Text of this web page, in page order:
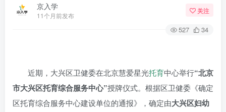
京入学
11个月前发布
关注
527 34
近期，大兴区卫健委在北京慧爱星光托育中心举行“北京
市大兴区托育综合服务中心”授牌仪式。根据区卫健委《确定
区托育综合服务中心建设单位的通报》，确定由大兴区妇幼